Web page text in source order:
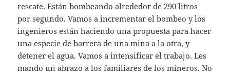
rescate. Están bombeando alrededor de 290 litros
por segundo. Vamos a incrementar el bombeo y los
ingenieros están haciendo una propuesta para hacer
una especie de barrera de una mina a la otra, y
detener el agua. Vamos a intensificar el trabajo. Les
mando un abrazo a los familiares de los mineros. No